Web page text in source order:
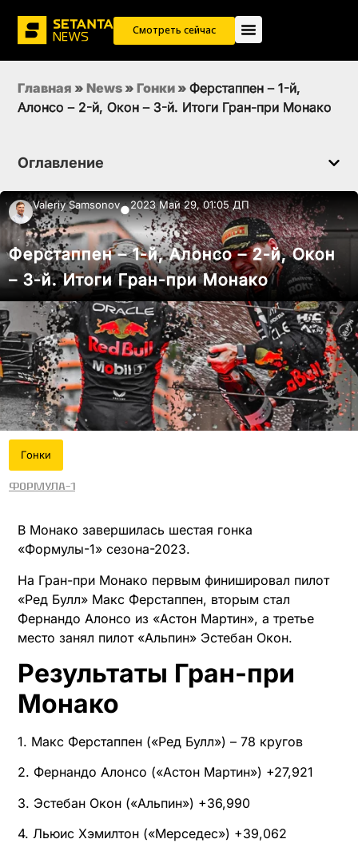
Смотреть сейчас
Главная » News » Гонки » Ферстаппен – 1-й,
Алонсо – 2-й, Окон – 3-й. Итоги Гран-при Монако
Оглавление
Valeriy Samsonov●2023 Май 29, 01:05 ДП
Ферстаппен – 1-й, Алонсо – 2-й, Окон
– 3-й. Итоги Гран-при Монако
Гонки
Формула-1
В Монако завершилась шестая гонка
«Формулы-1» сезона-2023.
На Гран-при Монако первым финишировал пилот
«Ред Булл» Макс Ферстаппен, вторым стал
Фернандо Алонсо из «Астон Мартин», а третье
место занял пилот «Альпин» Эстебан Окон.
Результаты Гран-при
Монако
1. Макс Ферстаппен («Ред Булл») – 78 кругов
2. Фернандо Алонсо («Астон Мартин») +27,921
3. Эстебан Окон («Альпин») +36,990
4. Льюис Хэмилтон («Мерседес») +39,062